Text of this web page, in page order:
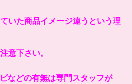
いた商品イメージ違うという理
意下さい。
などの有無は専門スタッフが